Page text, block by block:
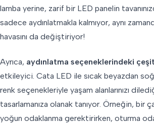
lamba yerine, zarif bir LED panelin
sadece aydınlatmakla kalmıyor, aynı
havasını da değiştiriyor!
Ayrıca, aydınlatma seçeneklerindeki
etkileyici. Cata LED ile sıcak beyazdan
renk seçenekleriyle yaşam alanlarınızı
tasarlamanıza olanak tanıyor. Örneğin, bir
yoğun odaklanma gerektirirken, oturma